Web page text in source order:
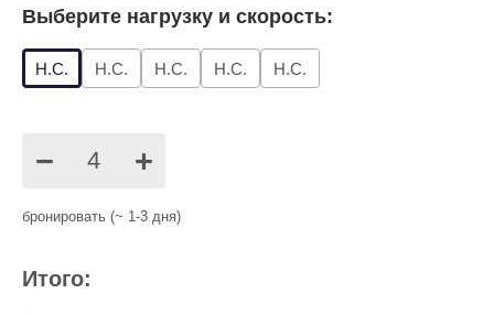
Выберите нагрузку и скорость:
Н.С. Н.С. Н.С. Н.С. Н.С.
− +
бронировать (~ 1-3 дня)
Итого: